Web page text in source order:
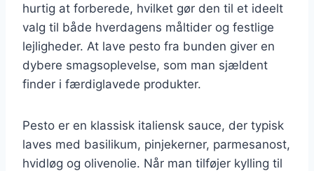
hurtig at forberede, hvilket gør den til et ideelt
valg til både hverdagens måltider og festlige
lejligheder. At lave pesto fra bunden giver en
dybere smagsoplevelse, som man sjældent
finder i færdiglavede produkter.
Pesto er en klassisk italiensk sauce, der typisk
laves med basilikum, pinjekerner, parmesanost,
hvidløg og olivenolie. Når man tilføjer kylling til